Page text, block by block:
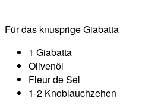
Für das knusprige Giabatta
1 Giabatta
Olivenöl
Fleur de Sel
1-2 Knoblauchzehen